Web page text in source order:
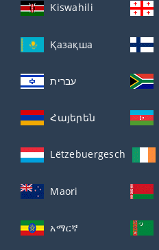
Kiswahili
Қазақша
עברית
Հայերեն
Lëtzebuergesch
Maori
አማርኛ